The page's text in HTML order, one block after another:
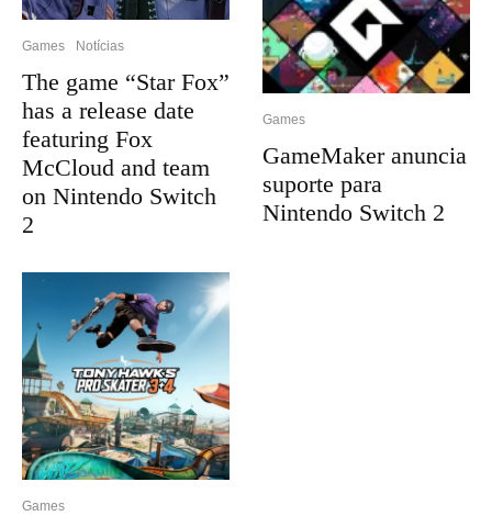
Games Notícias
The game “Star Fox”
has a release date
featuring Fox
McCloud and team
on Nintendo Switch
2
Games
Games
GameMaker anuncia
suporte para
Nintendo Switch 2